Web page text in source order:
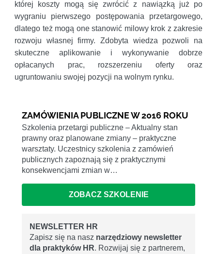
której koszty mogą się zwrócić z nawiązką już po
wygraniu pierwszego postępowania przetargowego,
dlatego też mogą one stanowić milowy krok z zakresie
rozwoju własnej firmy. Zdobyta wiedza pozwoli na
skuteczne aplikowanie i wykonywanie dobrze
opłacanych prac, rozszerzeniu oferty oraz
ugruntowaniu swojej pozycji na wolnym rynku.
ZAMÓWIENIA PUBLICZNE W 2016 ROKU
Szkolenia przetargi publiczne – Aktualny stan
prawny oraz planowane zmiany – praktyczne
warsztaty. Uczestnicy szkolenia z zamówień
publicznych zapoznają się z praktycznymi
konsekwencjami zmian w…
ZOBACZ SZKOLENIE
NEWSLETTER HR
Zapisz się na nasz narzędziowy newsletter
dla praktyków HR. Rozwijaj się z partnerem,